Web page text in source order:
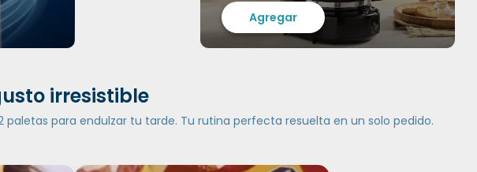
Agregar
irresistible
para endulzar tu tarde. Tu rutina perfecta resuelta en un solo pedido.